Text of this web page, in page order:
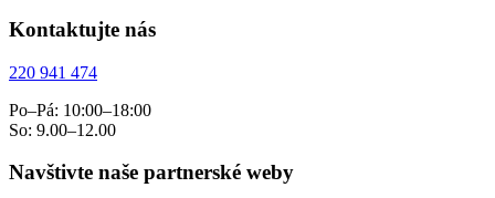
Kontaktujte nás
220 941 474
Po–Pá: 10:00–18:00
So: 9.00–12.00
Navštivte naše partnerské weby